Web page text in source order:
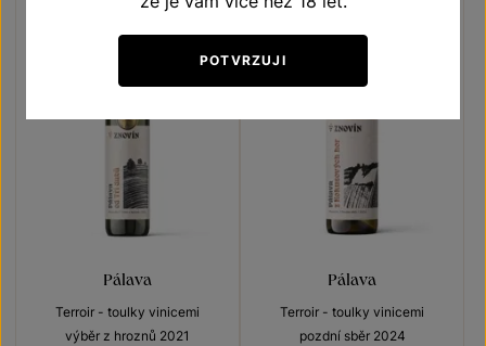
Pálava
Terroir - toulky vinicemi
výběr z hroznů 2021
Pálava
Terroir - toulky vinicemi
pozdní sběr 2024
POTVRZUJI